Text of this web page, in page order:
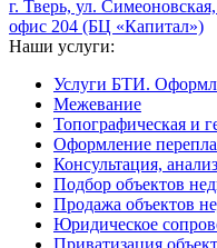
г. Тверь, ул.
офис 204 (БЦ «Капитал»)
Наши услуги:
Услуги БТИ.
Межевание
Топографическая и
Оформление
Консультация,
Подбор объектов
Продажа объектов
Юридическое
Приватизация